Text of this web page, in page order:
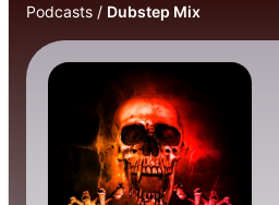
Podcasts Dubstep Mix